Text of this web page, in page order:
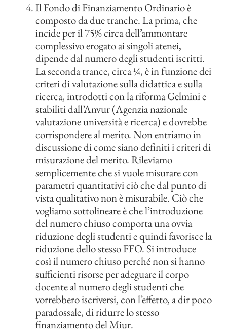
Il Fondo di Finanziamento Ordinario è
composto da due tranche. La prima, che
incide per il 75% circa dell’ammontare
complessivo erogato ai singoli atenei,
dipende dal numero degli studenti iscritti.
La seconda trance, circa ¼, è in funzione dei
criteri di valutazione sulla didattica e sulla
ricerca, introdotti con la riforma Gelmini e
stabiliti dall’Anvur (Agenzia nazionale
valutazione università e ricerca) e dovrebbe
corrispondere al merito. Non entriamo in
discussione di come siano definiti i criteri di
misurazione del merito. Rileviamo
semplicemente che si vuole misurare con
parametri quantitativi ciò che dal punto di
vista qualitativo non è misurabile. Ciò che
vogliamo sottolineare è che l’introduzione
del numero chiuso comporta una ovvia
riduzione degli studenti e quindi favorisce la
riduzione dello stesso FFO. Si introduce
così il numero chiuso perché non si hanno
sufficienti risorse per adeguare il corpo
docente al numero degli studenti che
vorrebbero iscriversi, con l’effetto, a dir poco
paradossale, di ridurre lo stesso
finanziamento del Miur.